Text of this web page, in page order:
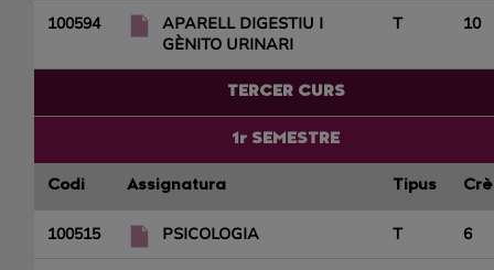
100594
APARELL DIGESTIU I
GÈNITO URINARI
T 10
TERCER CURS
1r SEMESTRE
Codi Assignatura Tipus
100515 PSICOLOGIA T 6